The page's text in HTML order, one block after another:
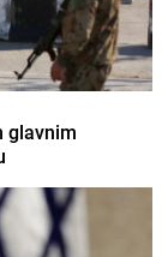
glavnim